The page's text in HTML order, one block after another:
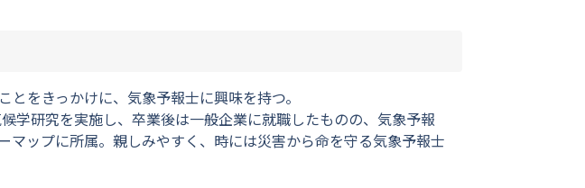
をきっかけに、気象予報士に興味を持つ。
学研究を実施し、卒業後は一般企業に就職したものの、気象予報
ップに所属。親しみやすく、時には災害から命を守る気象予報士